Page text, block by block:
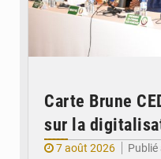
Carte Brune
sur la
7 août 2026